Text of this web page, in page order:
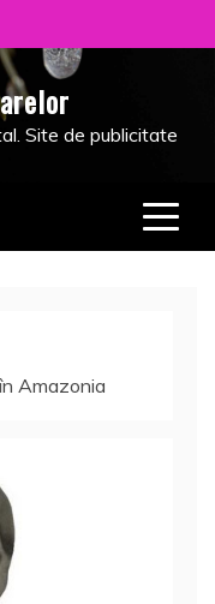
Site de publicitate
Amazonia